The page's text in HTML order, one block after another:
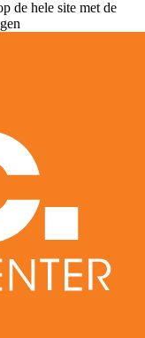
de hele site met de